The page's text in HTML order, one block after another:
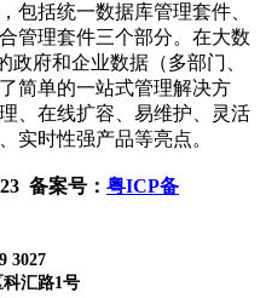
包括统一数据库管理套件、
管理套件三个部分。在大数
府和企业数据（多部门、
简单的一站式管理解决方
、在线扩容、易维护、灵活
实时性强产品等亮点。
备案号： 粤ICP备
3027
汇路1号